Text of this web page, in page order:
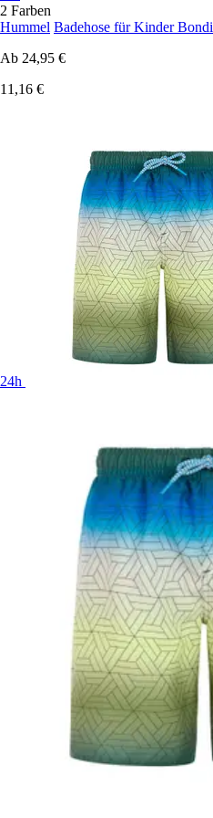
2 Farben
Hummel Badehose für Kinder Bondi
Ab 24,95 €
11,16 €
24h